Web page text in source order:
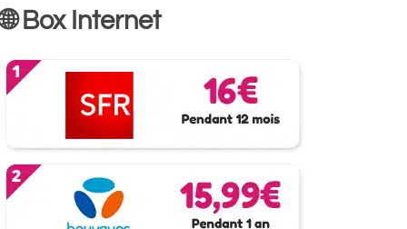
🌐 Box Internet